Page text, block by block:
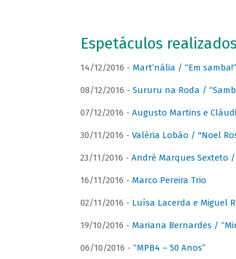
Espetáculos realizados
14/12/2016 - Mart’nália / “Em samba!”
08/12/2016 - Sururu na Roda /
07/12/2016 - Augusto Martins e
30/11/2016 - Valéria Lobão / "Noel
23/11/2016 - André Marques Sexteto /
16/11/2016 - Marco Pereira Trio
02/11/2016 - Luísa Lacerda e Miguel
19/10/2016 - Mariana Bernardes /
06/10/2016 - “MPB4 – 50 Anos”